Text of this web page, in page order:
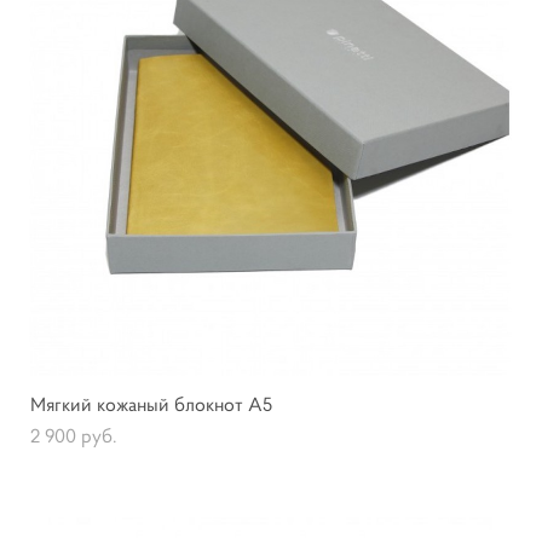
Мягкий кожаный блокнот А5
2 900 pуб.